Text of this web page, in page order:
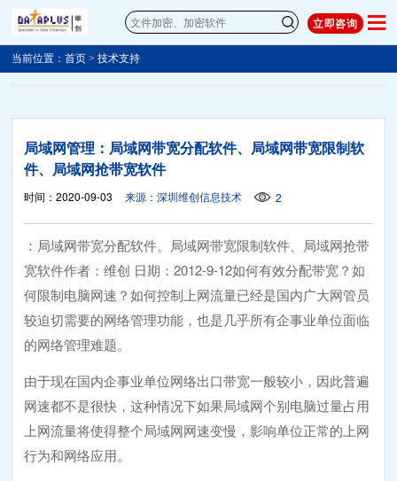
立即咨询
当前位置：首页 >技术支持
局域网管理：局域网带宽分配软件、局域网带宽限制软
件、局域网抢带宽软件
时间：2020-09-03 来源：深圳维创信息技术 2
：局域网带宽分配软件、局域网带宽限制软件、局域网抢带
宽软件作者：维创 日期：2012-9-12如何有效分配带宽？如
何限制电脑网速？如何控制上网流量已经是国内广大网管员
较迫切需要的网络管理功能，也是几乎所有企事业单位面临
的网络管理难题。
由于现在国内企事业单位网络出口带宽一般较小，因此普遍
网速都不是很快，这种情况下如果局域网个别电脑过量占用
上网流量将使得整个局域网网速变慢，影响单位正常的上网
行为和网络应用。